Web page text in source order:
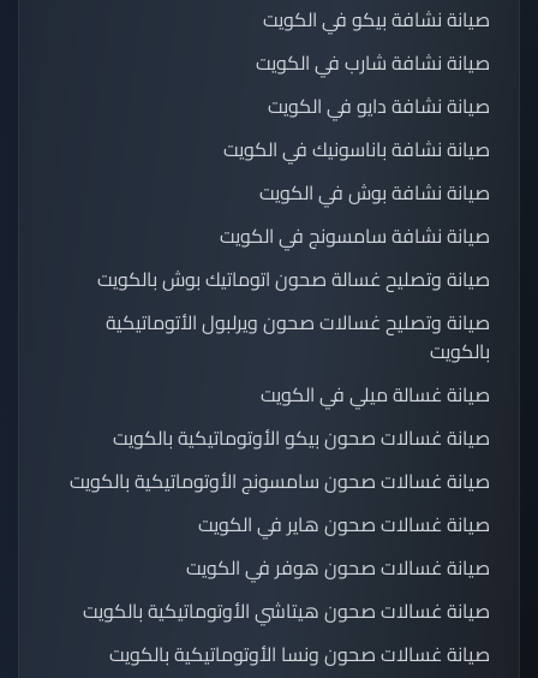
صيانة نشافة بيكو في الكويت
صيانة نشافة شارب في الكويت
صيانة نشافة دايو في الكويت
صيانة نشافة باناسونيك في الكويت
صيانة نشافة بوش في الكويت
صيانة نشافة سامسونج في الكويت
صيانة وتصليح غسالة صحون اتوماتيك بوش بالكويت
صيانة وتصليح غسالات صحون ويرلبول الأتوماتيكية
بالكويت
صيانة غسالة ميلي في الكويت
صيانة غسالات صحون بيكو الأوتوماتيكية بالكويت
صيانة غسالات صحون سامسونج الأوتوماتيكية بالكويت
صيانة غسالات صحون هاير في الكويت
صيانة غسالات صحون هوفر في الكويت
صيانة غسالات صحون هيتاشي الأوتوماتيكية بالكويت
صيانة غسالات صحون ونسا الأوتوماتيكية بالكويت